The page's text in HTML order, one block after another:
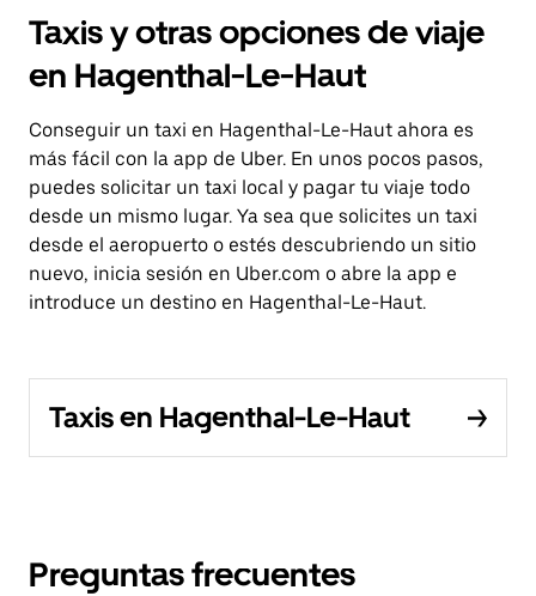
Taxis y otras opciones de viaje
en Hagenthal-Le-Haut
Conseguir un taxi en Hagenthal-Le-Haut ahora es
más fácil con la app de Uber. En unos pocos pasos,
puedes solicitar un taxi local y pagar tu viaje todo
desde un mismo lugar. Ya sea que solicites un taxi
desde el aeropuerto o estés descubriendo un sitio
nuevo, inicia sesión en Uber.com o abre la app e
introduce un destino en Hagenthal-Le-Haut.
Taxis en Hagenthal-Le-Haut
Preguntas frecuentes